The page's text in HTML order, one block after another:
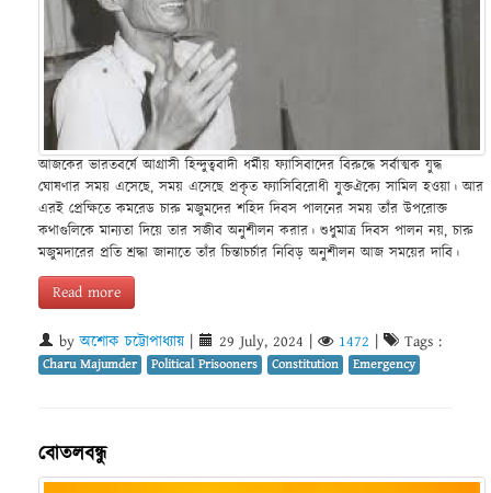
আজকের ভারতবর্ষে আগ্রাসী হিন্দুত্ববাদী ধর্মীয় ফ্যাসিবাদের বিরুদ্ধে সর্বাত্মক যুদ্ধ
ঘোষণার সময় এসেছে, সময় এসেছে প্রকৃত ফ্যাসিবিরোধী যুক্তঐক্যে সামিল হওয়া। আর
এরই প্রেক্ষিতে কমরেড চারু মজুমদের শহিদ দিবস পালনের সময় তাঁর উপরোক্ত
কথাগুলিকে মান্যতা দিয়ে তার সজীব অনুশীলন করার। শুধুমাত্র দিবস পালন নয়, চারু
মজুমদারের প্রতি শ্রদ্ধা জানাতে তাঁর চিন্তাচর্চার নিবিড় অনুশীলন আজ সময়ের দাবি।
Read more
byঅশোক চট্টোপাধ্যায় 29 July, 2024 1472 Tags :
Charu Majumder Political Prisooners Constitution Emergency
বোতলবন্ধু